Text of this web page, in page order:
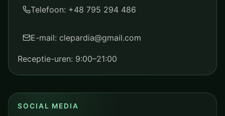
Telefoon: +48 795 294 486
E-mail: clepardia@gmail.com
Receptie-uren: 9:00–21:00
SOCIAL MEDIA